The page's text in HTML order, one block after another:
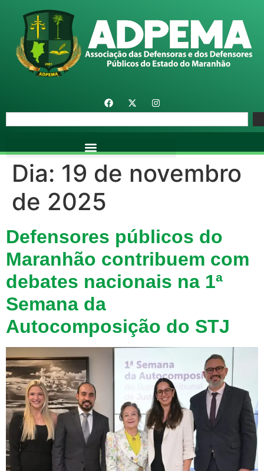
Dia: 19 de novembro
de 2025
Defensores públicos do
Maranhão contribuem com
debates nacionais na 1ª
Semana da
Autocomposição do STJ